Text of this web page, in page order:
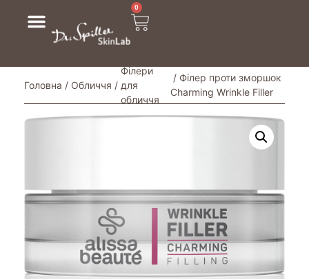
0
Головна / Обличчя /
Філери
для
обличчя
/ Філер проти зморшок
Charming Wrinkle Filler